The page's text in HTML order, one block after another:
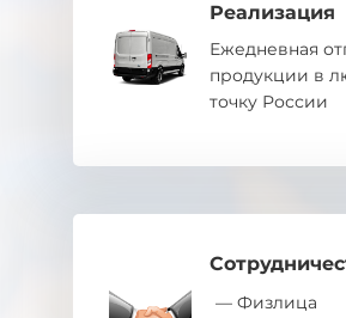
Реализация
Ежедневная
продукции в
точку России
— Физлица